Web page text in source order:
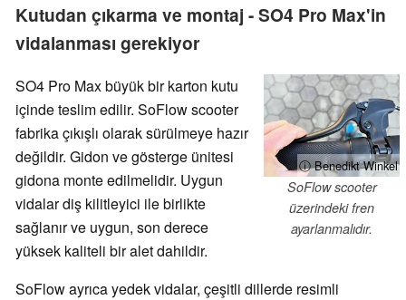
Kutudan çıkarma ve montaj - SO4 Pro Max'in
vidalanması gerekiyor
ⓘ Benedikt Winkel
SoFlow scooter
üzerindeki fren
ayarlanmalıdır.
SO4 Pro Max büyük bir karton kutu
içinde teslim edilir. SoFlow scooter
fabrika çıkışlı olarak sürülmeye hazır
değildir. Gidon ve gösterge ünitesi
gidona monte edilmelidir. Uygun
vidalar diş kilitleyici ile birlikte
sağlanır ve uygun, son derece
yüksek kaliteli bir alet dahildir.
SoFlow ayrıca yedek vidalar, çeşitli dillerde resimli